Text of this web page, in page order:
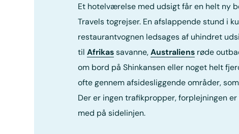
Et hotelværelse med udsigt får en helt ny
Travels togrejser. En afslappende stund i
restaurantvognen ledsages af uhindret
til Afrikas savanne,Australiensrøde
om bord på Shinkansen eller noget helt
ofte gennem afsidesliggende områder,
Der er ingen trafikpropper, forplejningen
med på sidelinjen.